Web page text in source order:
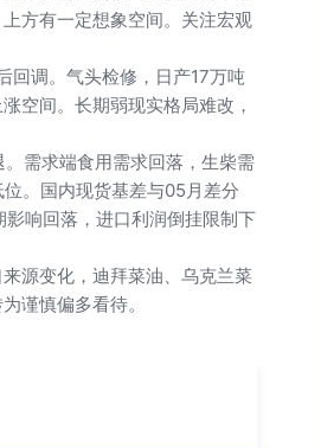
方有一定想象空间。关注宏观
回调。气头检修，日产17万吨
空间。长期弱现实格局难改，
需求端食用需求回落，生柴需
。国内现货基差与05月差分
响回落，进口利润倒挂限制下
源变化，迪拜菜油、乌克兰菜
谨慎偏多看待。
投资咨询资格号：Z0002333 周度观点抢
短期继续走强。中国方面2025年经济工作
：0571-85237429从